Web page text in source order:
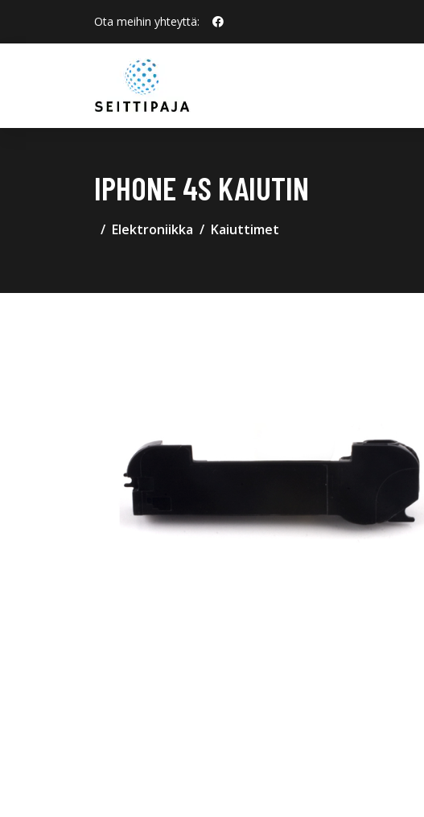
Ota meihin yhteyttä:
IPHONE 4S KAIUTIN
Elektroniikka Kaiuttimet